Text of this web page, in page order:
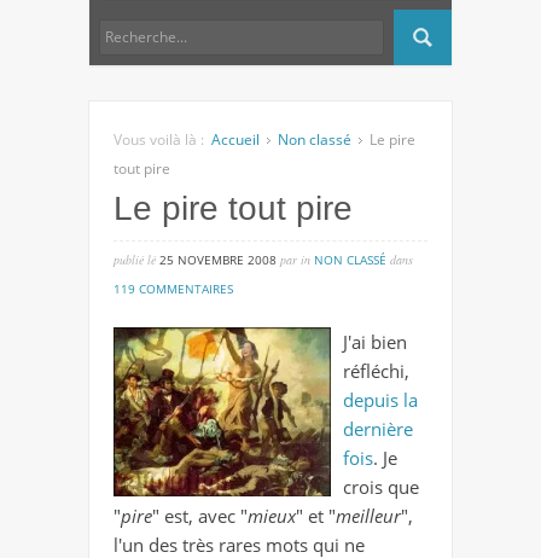
Vous voilà là : Accueil Non classé
Le pire
tout pire
Le pire tout pire
publié lé 25 NOVEMBRE 2008 par in NON CLASSÉ dans
119 COMMENTAIRESsur
pire
tout
pire
J'ai bien
réfléchi,
depuis la
dernière
fois. Je
crois que
"pire" est, avec "mieux" et "meilleur",
l'un des très rares mots qui ne